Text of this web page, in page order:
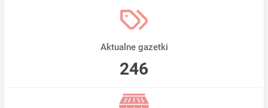
Aktualne gazetki
246